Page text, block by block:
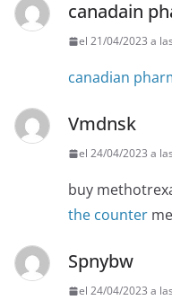
canadain
el 21/04/2023 a
canadian
Vmdnsk
el 24/04/2023 a
buy
the counter
Spnybw
el 24/04/2023 a